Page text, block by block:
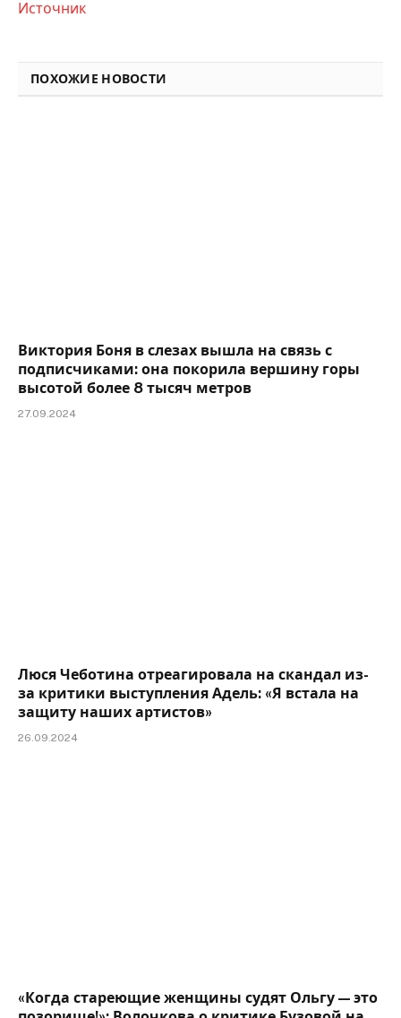
Источник
ПОХОЖИЕ НОВОСТИ
Виктория Боня в слезах вышла на связь с
подписчиками: она покорила вершину горы
высотой более 8 тысяч метров
27.09.2024
Люся Чеботина отреагировала на скандал из-
за критики выступления Адель: «Я встала на
защиту наших артистов»
26.09.2024
«Когда стареющие женщины судят Ольгу — это